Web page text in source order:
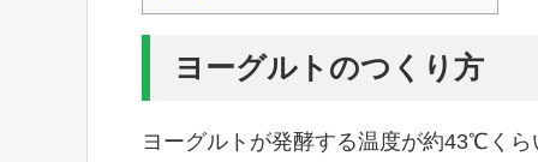
ヨーグルトのつくり方
ヨーグルトが発酵する温度が約43℃くら